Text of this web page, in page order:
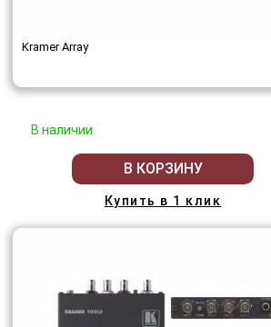
Kramer Array
В наличии
В КОРЗИНУ
Купить в 1 клик